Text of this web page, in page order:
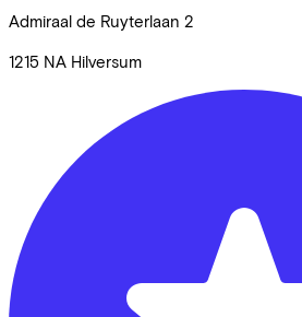
Admiraal de Ruyterlaan 2
1215 NA Hilversum